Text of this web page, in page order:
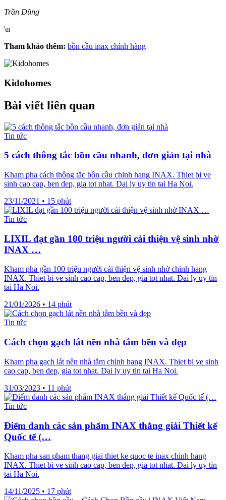
Trần Dũng
\n
Tham khảo thêm: bồn cầu inax chính hãng
Kidohomes
Bài viết liên quan
Tin tức
5 cách thông tắc bồn cầu nhanh, đơn giản tại nhà
Kham pha cách thông tắc bồn cầu chinh hang INAX. Thiet bi ve
sinh cao cap, ben dep, gia tot nhat. Dai ly uy tin tai Ha Noi.
23/11/2021 • 15 phút
Tin tức
LIXIL đạt gần 100 triệu người cải thiện vệ sinh nhờ
INAX …
Kham pha gần 100 triệu người cải thiện vệ sinh nhờ chinh hang
INAX. Thiet bi ve sinh cao cap, ben dep, gia tot nhat. Dai ly uy tin
tai Ha Noi.
21/01/2026 • 14 phút
Tin tức
Cách chọn gạch lát nền nhà tắm bền và đẹp
Kham pha gạch lát nền nhà tắm chinh hang INAX. Thiet bi ve sinh
cao cap, ben dep, gia tot nhat. Dai ly uy tin tai Ha Noi.
31/03/2023 • 11 phút
Tin tức
Điểm danh các sản phẩm INAX thắng giải Thiết kế
Quốc tế (…
Kham pha san pham thang giai thiet ke quoc te inax chinh hang
INAX. Thiet bi ve sinh cao cap, ben dep, gia tot nhat. Dai ly uy tin
tai Ha Noi.
14/11/2025 • 17 phút